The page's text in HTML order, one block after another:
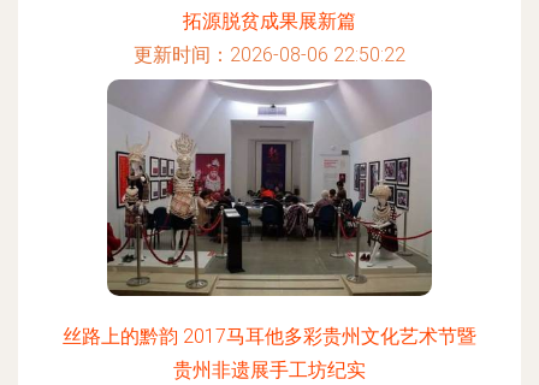
拓源脱贫成果展新篇
更新时间：2026-08-06 22:50:22
丝路上的黔韵 2017马耳他多彩贵州文化艺术节暨
贵州非遗展手工坊纪实